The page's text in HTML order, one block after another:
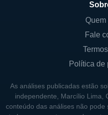
que indiquem a
como acionista, o
comum em muitas
Os fundadores da
estabeleceram a
atender às
comunidades locais.
Quem
Fale
Política de
As análises publicadas estão
independente, Marcílio Lima,
conteúdo das análises não